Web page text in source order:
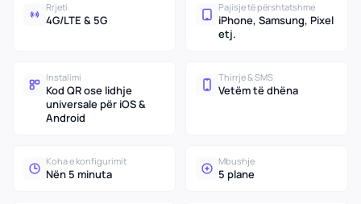
Rrjeti
4G/LTE & 5G
Pajisje të përshtatshme
iPhone, Samsung, Pixel
etj.
Instalimi
Kod QR ose lidhje
universale për iOS &
Android
Thirrje & SMS
Vetëm të dhëna
Koha e konfigurimit
Nën 5 minuta
Mbushje
5 plane